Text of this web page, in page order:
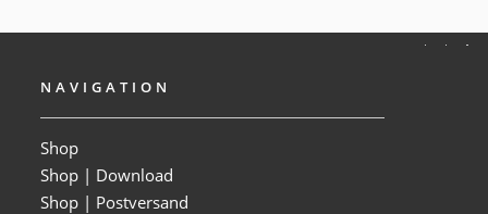
NAVIGATION
Shop
Shop | Download
Shop | Postversand